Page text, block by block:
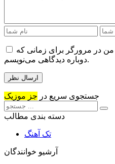
من در مرورگر برای زمانی که
دوباره دیدگاهی می‌نویسم.
جستجوی سریع در جز موزیک
دسته بندی مطالب
تک آهنگ
آرشیو خوانندگان